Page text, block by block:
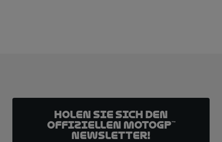
Holen Sie sich den
offiziellen MotoGP™
Newsletter!